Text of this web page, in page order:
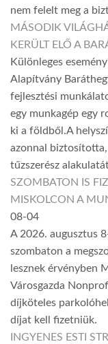
nem felelt meg a
MÁSODIK
KERÜLT ELŐ A
Különleges
Alapítvány
fejlesztési
egy munkagép egy
ki a földből.A
azonnal
tűzszerész
SZOMBATON IS
MISKOLCON A
08-04
A 2026. augusztus
szombaton a
lesznek érvényben
Városgazda
díjköteles
díjat kell fizetniük.
INGYENES ESTI